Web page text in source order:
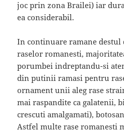
joc prin zona Brailei) iar
ea considerabil.
In continuare ramane destul
raselor romanesti,
porumbei indreptandu-si
din putinii ramasi pentru
ornament unii aleg rase
mai raspandite ca galatenii,
crescuti amalgamati),
Astfel multe rase romanesti